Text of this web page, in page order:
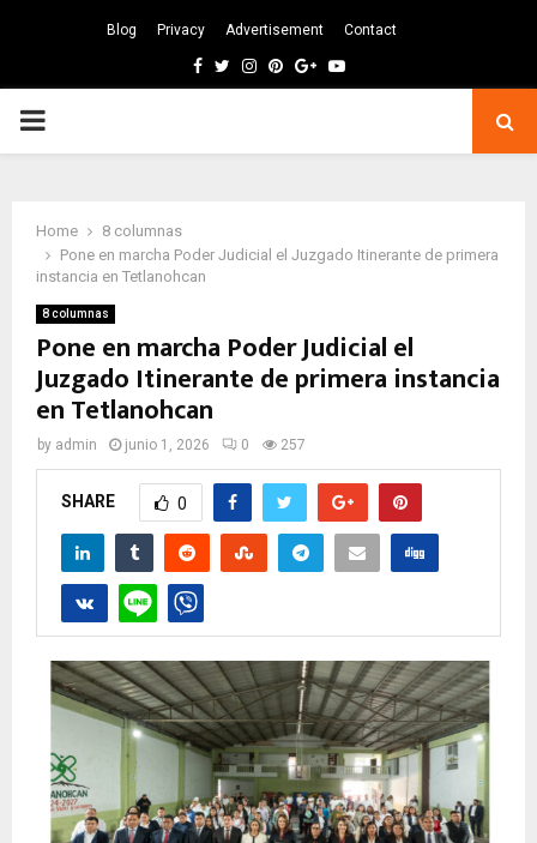
Blog Privacy Advertisement Contact
Facebook
TwitterInstagram
Pinterest
GoogleYoutube
PRIMARY
Home
8 columnas
Pone en marcha Poder Judicial el Juzgado Itinerante de primera
instancia en Tetlanohcan
8 columnas
Pone en marcha Poder Judicial el
Juzgado Itinerante de primera instancia
en Tetlanohcan
by admin junio 1, 2026 0 257
SHARE 0